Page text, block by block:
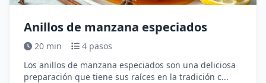
Anillos de manzana especiados
20 min
4 pasos
Los anillos de manzana especiados son una deliciosa
preparación que tiene sus raíces en la tradición c...